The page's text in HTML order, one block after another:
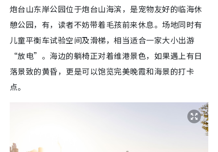
炮台山东岸公园位于炮台山海滨，是宠物友好的临海休
憩公园，有，读者不妨带着毛孩前来休息。场地同时有
儿童平衡车试验空间及滑梯，相当适合一家大小出游
“放电”。海边的躺椅正对着维港景色，如果遇上有日
落景致的黄昏，更是可以饱览完美晚霞和海景的打卡
点。